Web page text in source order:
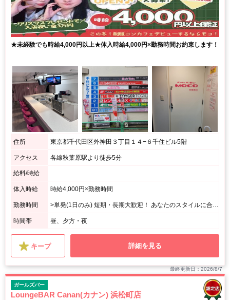
★未経験でも時給4,000円以上★体入時給4,000円×勤務時間お約束します！
住所 東京都千代田区外神田３丁目１４−６千住ビル5階
アクセス 各線秋葉原駅より徒歩5分
給料/時給
体入時給 時給4,000円×勤務時間
勤務時間 >単発(1日のみ) 短期・長期大歓迎！ あなたのスタイルに合わせて選べます♪
時間帯 昼、夕方・夜
キープ 詳細を見る
最終更新日：2026/8/7
ガールズバー
LoungeBAR Canan(カナン) 浜松町店